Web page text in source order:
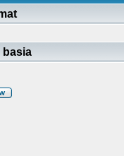
basia